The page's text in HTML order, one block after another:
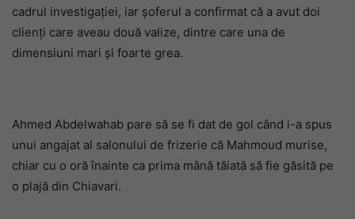
cadrul investigației, iar șoferul a confirmat că a avut doi
clienți care aveau două valize, dintre care una de
dimensiuni mari și foarte grea.
Ahmed Abdelwahab pare să se fi dat de gol când i-a spus
unui angajat al salonului de frizerie că Mahmoud murise,
chiar cu o oră înainte ca prima mână tăiată să fie găsită pe
o plajă din Chiavari.